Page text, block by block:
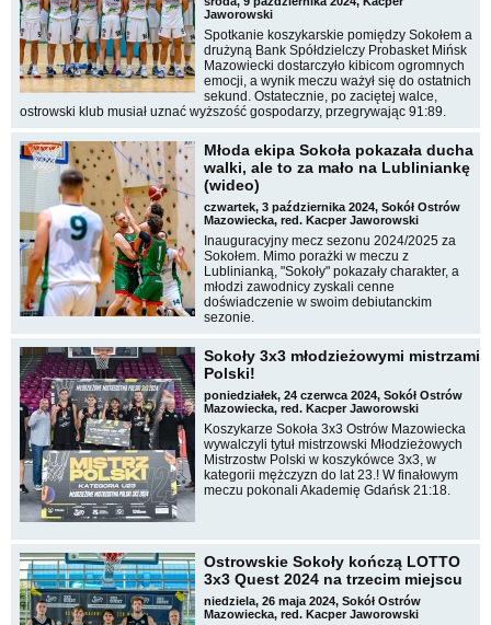
Jaworowski
Spotkanie koszykarskie pomiędzy Sokołem a
drużyną Bank Spółdzielczy Probasket Mińsk
Mazowiecki dostarczyło kibicom ogromnych
emocji, a wynik meczu ważył się do ostatnich
sekund. Ostatecznie, po zaciętej walce,
ostrowski klub musiał uznać wyższość gospodarzy, przegrywając 91:89.
Młoda ekipa Sokoła pokazała ducha
walki, ale to za mało na Lubliniankę
(wideo)
czwartek, 3 października 2024, Sokół Ostrów
Mazowiecka, red. Kacper Jaworowski
Inauguracyjny mecz sezonu 2024/2025 za
Sokołem. Mimo porażki w meczu z
Lublinianką, "Sokoły" pokazały charakter, a
młodzi zawodnicy zyskali cenne
doświadczenie w swoim debiutanckim
sezonie.
Sokoły 3x3 młodzieżowymi mistrzami
Polski!
poniedziałek, 24 czerwca 2024, Sokół Ostrów
Mazowiecka, red. Kacper Jaworowski
Koszykarze Sokoła 3x3 Ostrów Mazowiecka
wywalczyli tytuł mistrzowski Młodzieżowych
Mistrzostw Polski w koszykówce 3x3, w
kategorii mężczyzn do lat 23.! W finałowym
meczu pokonali Akademię Gdańsk 21:18.
Ostrowskie Sokoły kończą LOTTO
3x3 Quest 2024 na trzecim miejscu
niedziela, 26 maja 2024, Sokół Ostrów
Mazowiecka, red. Kacper Jaworowski